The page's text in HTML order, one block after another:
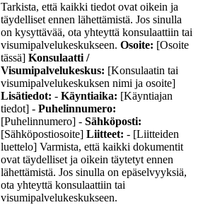
Tarkista, että kaikki tiedot ovat oikein ja
täydelliset ennen lähettämistä. Jos sinulla
on kysyttävää, ota yhteyttä konsulaattiin tai
visumipalvelukeskukseen. Osoite: [Osoite
tässä] Konsulaatti /
Visumipalvelukeskus: [Konsulaatin tai
visumipalvelukeskuksen nimi ja osoite]
Lisätiedot: - Käyntiaika: [Käyntiajan
tiedot] - Puhelinnumero:
[Puhelinnumero] - Sähköposti:
[Sähköpostiosoite] Liitteet: - [Liitteiden
luettelo] Varmista, että kaikki dokumentit
ovat täydelliset ja oikein täytetyt ennen
lähettämistä. Jos sinulla on epäselvyyksiä,
ota yhteyttä konsulaattiin tai
visumipalvelukeskukseen.